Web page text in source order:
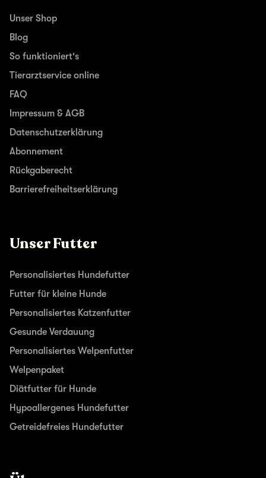
Unser Shop
Blog
So funktioniert's
Tierarztservice online
FAQ
Impressum & AGB
Datenschutzerklärung
Abonnement
Rückgaberecht
Barrierefreiheitserklärung
Unser Futter
Personalisiertes Hundefutter
Futter für kleine Hunde
Personalisiertes Katzenfutter
Gesunde Verdauung
Personalisiertes Welpenfutter
Welpenpaket
Diätfutter für Hunde
Hypoallergenes Hundefutter
Getreidefreies Hundefutter